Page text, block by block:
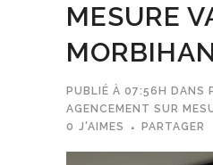
MESURE
PUBLIÉ À 07:56H DANS
AGENCEMENT SUR
0 J'AIMES PARTAGER